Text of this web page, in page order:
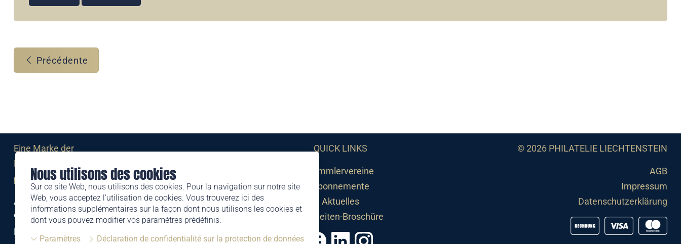
Nous utilisons des cookies
Sur ce site Web, nous utilisons des cookies. Pour la navigation sur notre site
Web, vous acceptez l'utilisation de cookies. Vous trouverez ici des
informations supplémentaires sur la façon dont nous utilisons les cookies et
dont vous pouvez modifier vos paramètres prédéfinis:
Paramètres
Déclaration de confidentialité sur la protection de données
Précédente
Eine Marke der
Liechtensteinischen Post AG
post.li
Alte Zollstrasse 11
9494 Schaan
Liechtenstein
QUICK LINKS
Sammlervereine
Abonnemente
Aktuelles
Neuheiten-Broschüre
© 2026 PHILATELIE LIECHTENSTEIN
AGB
Impressum
Datenschutzerklärung